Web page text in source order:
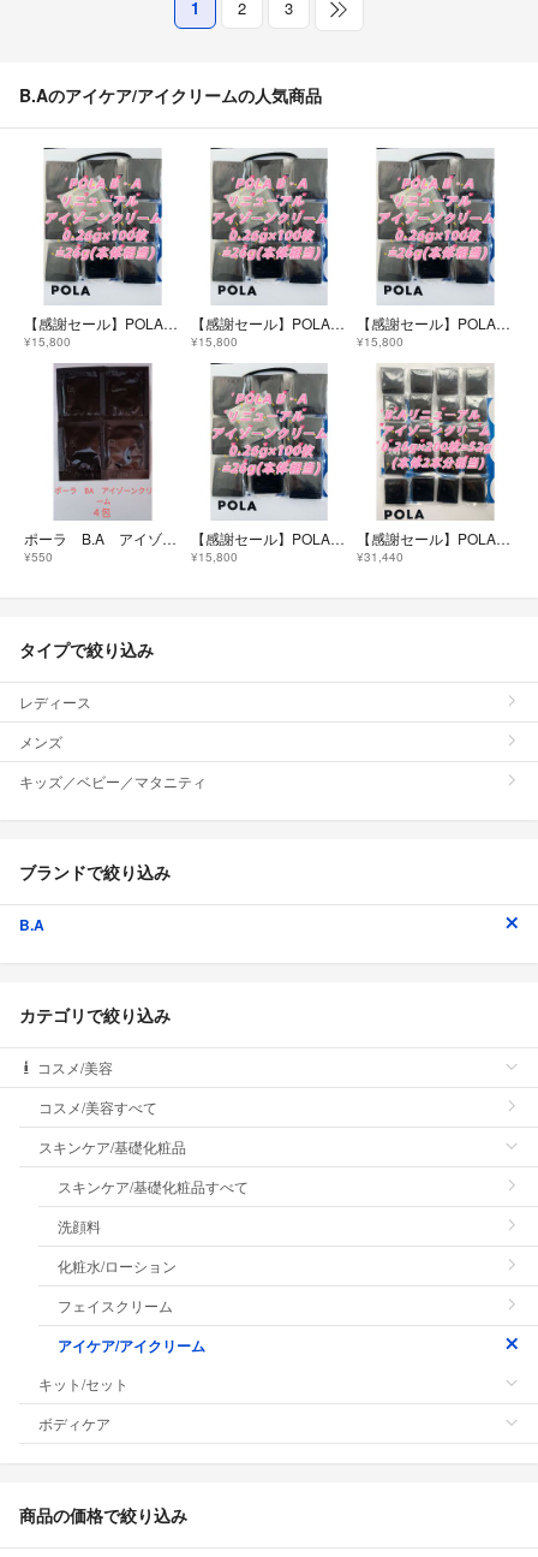
1 2 3
B.Aのアイケア/アイクリームの人気商品
【感謝セール】POLA B.A最新アイゾーンクリーム 0.26g×100枚
¥15,800
【感謝セール】POLA B.A最新アイゾーンクリーム 0.26g×100枚
¥15,800
【感謝セール】POLA B.A最新アイゾーンクリーム0.26g×100枚=26g
¥15,800
ポーラ B.A アイゾーンクリーム サンプル ４包
¥550
【感謝セール】POLA B.A最新アイゾーンクリーム0.26g×100枚=26g
¥15,800
【感謝セール】POLA B.A最新 アイゾーンクリーム 0.26g×200枚
¥31,440
タイプで絞り込み
レディース
メンズ
キッズ／ベビー／マタニティ
ブランドで絞り込み
B.A
カテゴリで絞り込み
コスメ/美容
コスメ/美容すべて
スキンケア/基礎化粧品
スキンケア/基礎化粧品すべて
洗顔料
化粧水/ローション
フェイスクリーム
アイケア/アイクリーム
キット/セット
ボディケア
商品の価格で絞り込み